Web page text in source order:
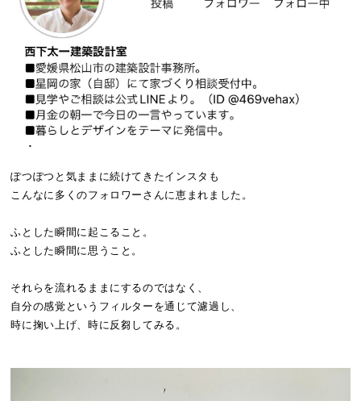
ぽつぽつと気ままに続けてきたインスタも
こんなに多くのフォロワーさんに恵まれました。
ふとした瞬間に起こること。
ふとした瞬間に思うこと。
それらを流れるままにするのではなく、
自分の感覚というフィルターを通じて濾過し、
時に掬い上げ、時に反芻してみる。